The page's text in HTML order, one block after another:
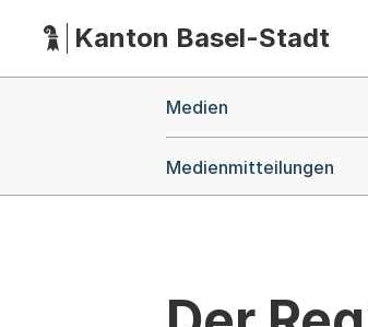
HauptnavigationKanton Basel-Stadt
Medien
Medienmitteilungen